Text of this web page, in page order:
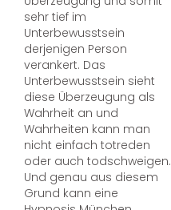
sehr tief im
Unterbewusstsein
derjenigen Person
verankert. Das
Unterbewusstsein sieht
diese Überzeugung als
Wahrheit an und
Wahrheiten kann man
nicht einfach totreden
oder auch todschweigen.
Und genau aus diesem
Grund kann eine